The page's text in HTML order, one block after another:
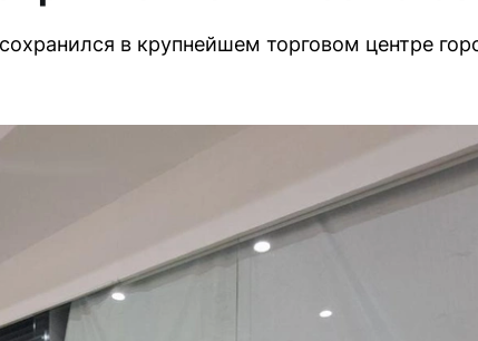
в крупнейшем торговом центре